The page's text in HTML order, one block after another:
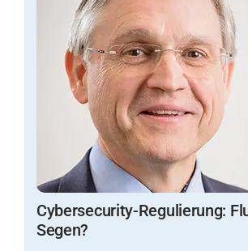
Cybersecurity-Regulierung:
Segen?